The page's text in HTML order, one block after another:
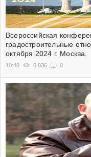
Всероссийская
градостроительные
октября 2024 г. Москва.
10:48 6 836 0